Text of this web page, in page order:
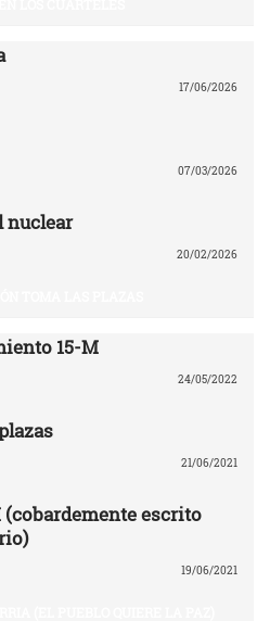
17/06/2026
07/03/2026
nuclear
20/02/2026
15-M
24/05/2022
21/06/2021
(cobardemente escrito
19/06/2021